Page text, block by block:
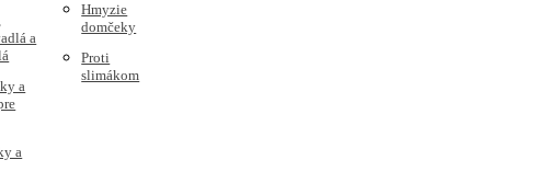
a
a
a
Hmyzie
domčeky
Proti
slimákom